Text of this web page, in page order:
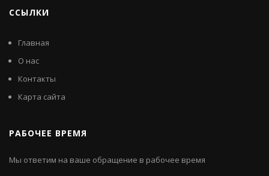
ССЫЛКИ
Главная
О нас
Контакты
Карта сайта
РАБОЧЕЕ ВРЕМЯ
Мы ответим на ваше обращение в рабочее время